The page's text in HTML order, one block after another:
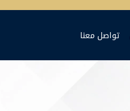
تواصل معنا